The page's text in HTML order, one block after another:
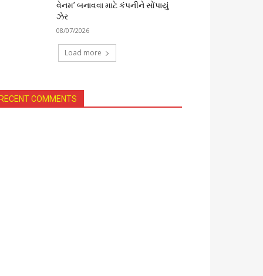
વેનમ’ બનાવવા માટે કંપનીને સોંપાયું
ઝેર
08/07/2026
Load more
RECENT COMMENTS